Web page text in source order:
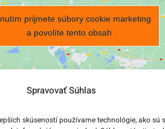
Spravovať Súhlas
skúseností používame technológie, ako sú
prijmete súbory cookie marketing
a povolíte tento obsah